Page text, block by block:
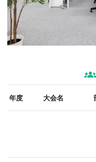
groups_2
年度 大会名